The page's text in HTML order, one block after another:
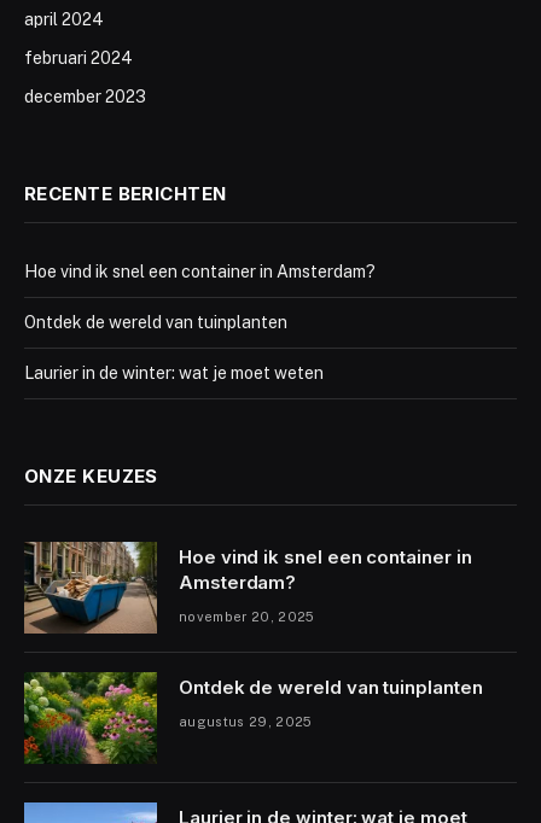
april 2024
februari 2024
december 2023
RECENTE BERICHTEN
Hoe vind ik snel een container in Amsterdam?
Ontdek de wereld van tuinplanten
Laurier in de winter: wat je moet weten
ONZE KEUZES
Hoe vind ik snel een container in
Amsterdam?
november 20, 2025
Ontdek de wereld van tuinplanten
augustus 29, 2025
Laurier in de winter: wat je moet